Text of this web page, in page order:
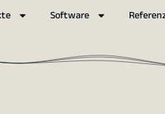
Software